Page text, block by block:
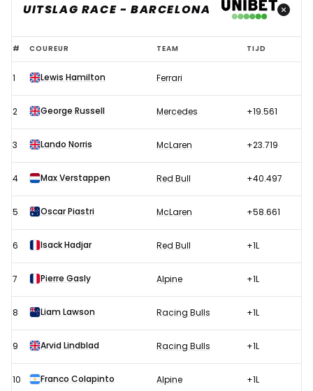
UITSLAG RACE - BARCELONA
Uitslag
race
F1
GP
2026
# COUREUR TEAM TIJD
1 Lewis Hamilton Ferrari
2 George Russell Mercedes +19.561
3 Lando Norris McLaren +23.719
4 Max Verstappen Red Bull +40.497
5 Oscar Piastri McLaren +58.661
6 Isack Hadjar Red Bull +1L
7 Pierre Gasly Alpine +1L
8 Liam Lawson Racing Bulls +1L
9 Arvid Lindblad Racing Bulls +1L
10 Franco Colapinto Alpine +1L